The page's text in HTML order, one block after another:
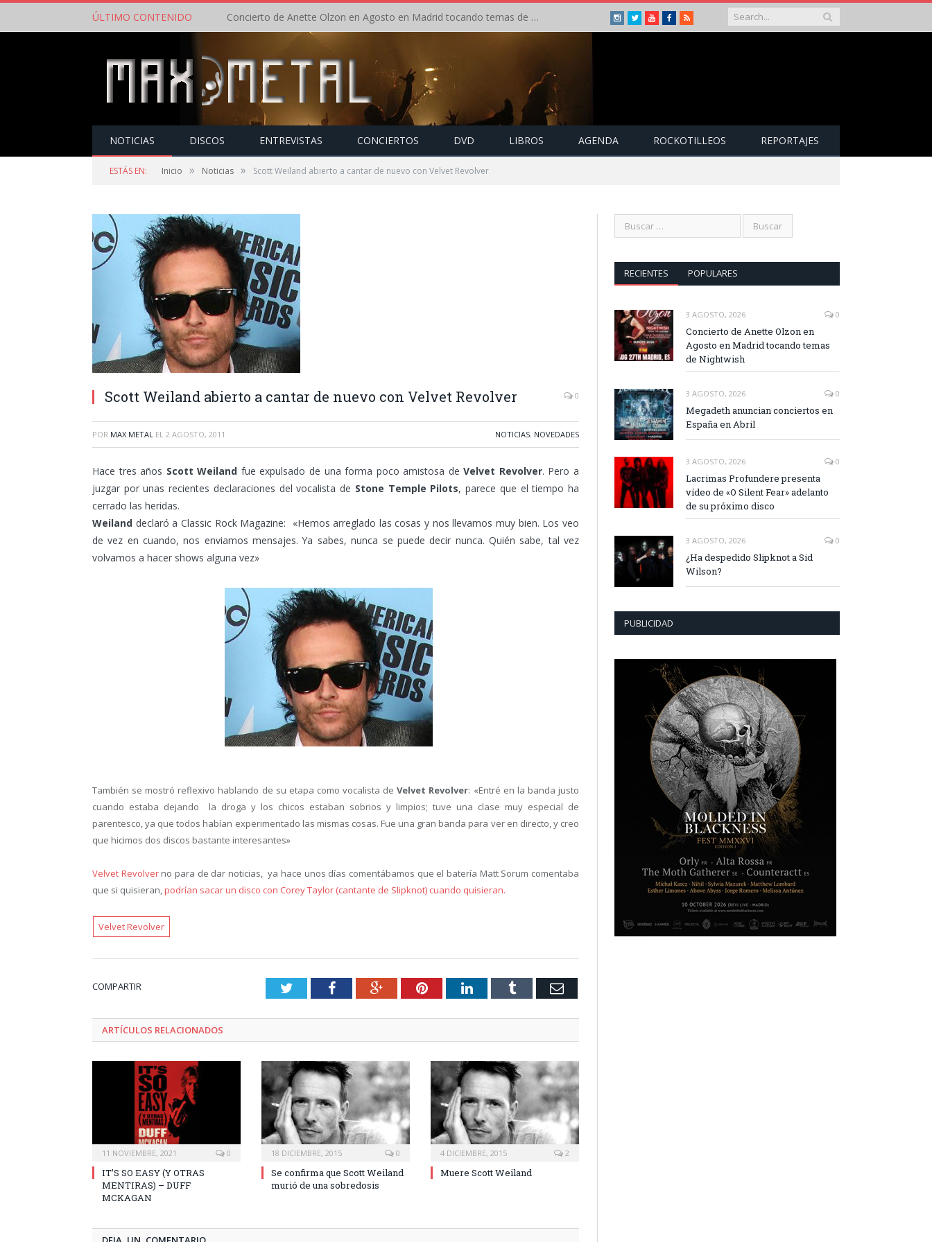
ÚLTIMO CONTENIDO Concierto de Anette Olzon en Agosto en Madrid tocando temas de Nightwish Instagram
TwitterYoutubeFacebook
RSS
NOTICIAS DISCOS ENTREVISTAS CONCIERTOS DVD LIBROS AGENDA ROCKOTILLEOS REPORTAJES
ESTÁS EN: Inicio » Noticias » Scott Weiland abierto a cantar de nuevo con Velvet Revolver
Scott Weiland abierto a cantar de nuevo con Velvet Revolver 0
POR MAX METAL EL 2 AGOSTO, 2011 NOTICIAS, NOVEDADES
Hace tres años Scott Weiland fue expulsado de una forma poco amistosa deVelvet Revolver. Pero a
juzgar por unas recientes declaraciones del vocalista de Stone Temple Pilots, parece que el tiempo ha
cerrado las heridas.
Weiland declaró a Classic Rock Magazine: «Hemos arreglado las cosas y nos llevamos muy bien. Los veo
de vez en cuando, nos enviamos mensajes. Ya sabes, nunca se puede decir nunca. Quién sabe, tal vez
volvamos a hacer shows alguna vez»
También se mostró reflexivo hablando de su etapa como vocalista deVelvet Revolver: «Entré en la banda justo
cuando estaba dejando la droga y los chicos estaban sobrios y limpios; tuve una clase muy especial de
parentesco, ya que todos habían experimentado las mismas cosas. Fue una gran banda para ver en directo, y creo
que hicimos dos discos bastante interesantes»
Velvet Revolverno para de dar noticias, ya hace unos días comentábamos que el batería Matt Sorum comentaba
que si quisieran,podrían sacar un disco con Corey Taylor (cantante de Slipknot) cuando quisieran.
Velvet Revolver
COMPARTIR TwitterFacebookGoogle+PinterestLinkedInTumblr Email
ARTÍCULOS RELACIONADOS
11 NOVIEMBRE, 2021 0
IT’S SO EASY (Y OTRAS
MENTIRAS) – DUFF
MCKAGAN
18 DICIEMBRE, 2015 0
Se confirma que Scott Weiland
murió de una sobredosis
4 DICIEMBRE, 2015 2
Muere Scott Weiland
RECIENTES POPULARES
3 AGOSTO, 2026 0
Concierto de Anette Olzon en
Agosto en Madrid tocando temas
de Nightwish
3 AGOSTO, 2026 0
Megadeth anuncian conciertos en
España en Abril
3 AGOSTO, 2026 0
Lacrimas Profundere presenta
vídeo de «O Silent Fear» adelanto
de su próximo disco
3 AGOSTO, 2026 0
¿Ha despedido Slipknot a Sid
Wilson?
PUBLICIDAD